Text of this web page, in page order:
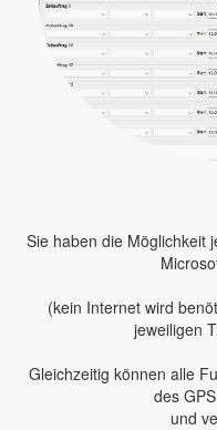
Sie haben die Möglichkeit
(kein Internet wird
jeweiligen
Gleichzeitig können alle
des
und